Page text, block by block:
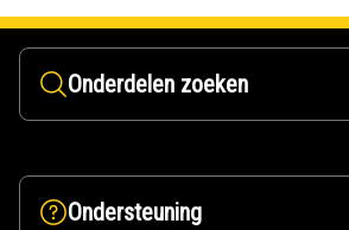
Onderdelen zoeken
Ondersteuning